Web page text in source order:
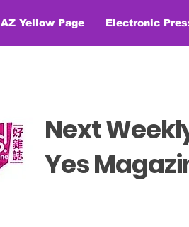
AZ Yellow Page Electronic
Next
​​Yes